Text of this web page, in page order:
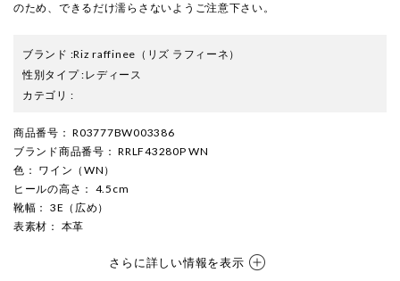
のため、できるだけ濡らさないようご注意下さい。
ブランド :Riz raffinee （リズ ラフィーネ）
性別タイプ:レディース
カテゴリ :
商品番号 ： R03777BW003386
ブランド商品番号 ： RRLF43280P WN
色 ： ワイン（WN）
ヒールの高さ ： 4.5cm
靴幅 ： 3E（広め）
表素材 ： 本革
さらに詳しい情報を表示